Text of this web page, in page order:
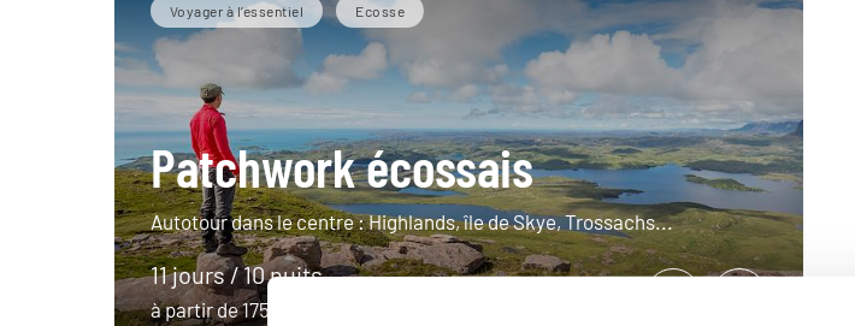
Voyager à l’essentiel Ecosse
Patchwork écossais
Autotour dans le centre : Highlands, île de Skye, Trossachs...
11 jours / 10 nuits
à partir de 1750€